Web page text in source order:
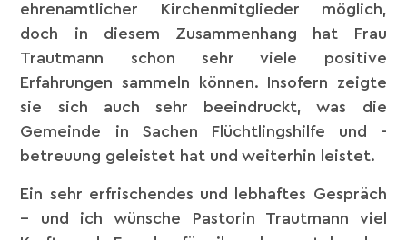
ehrenamtlicher Kirchenmitglieder möglich,
doch in diesem Zusammenhang hat Frau
Trautmann schon sehr viele positive
Erfahrungen sammeln können. Insofern zeigte
sie sich auch sehr beeindruckt, was die
Gemeinde in Sachen Flüchtlingshilfe und -
betreuung geleistet hat und weiterhin leistet.
Ein sehr erfrischendes und lebhaftes Gespräch
– und ich wünsche Pastorin Trautmann viel